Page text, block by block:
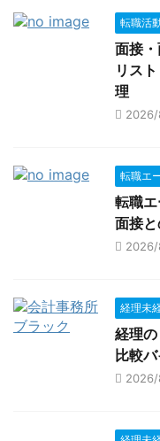
転職活
面接
リス
理
転職エ
転職
面接
経理未
経理
比較